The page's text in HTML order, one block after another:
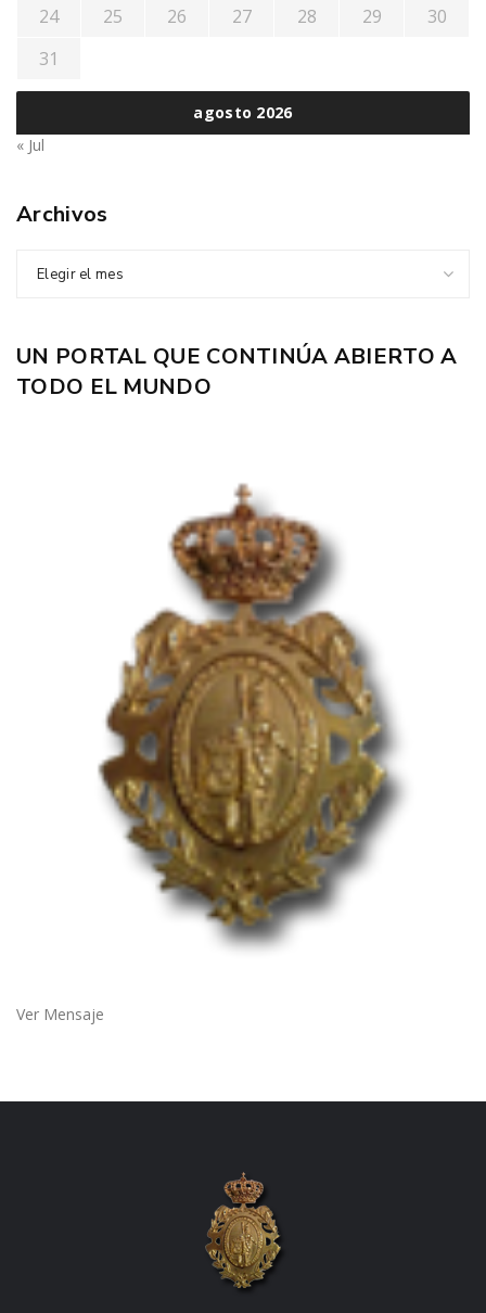
agosto 2026
24 25 26 27 28 29
30
31
« Jul
Archivos
Elegir el mes
UN PORTAL QUE CONTINÚA ABIERTO A
TODO EL MUNDO
Ver Mensaje